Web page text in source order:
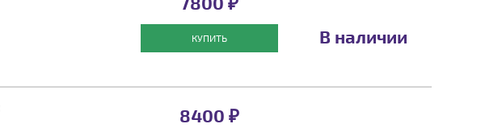
КУПИТЬ В наличии
8400 ₽